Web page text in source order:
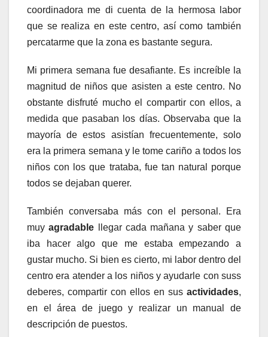
coordinadora me di cuenta de la hermosa labor
que se realiza en este centro, así como también
percatarme que la zona es bastante segura.
Mi primera semana fue desafiante. Es increíble la
magnitud de niños que asisten a este centro. No
obstante disfruté mucho el compartir con ellos, a
medida que pasaban los días. Observaba que la
mayoría de estos asistían frecuentemente, solo
era la primera semana y le tome cariño a todos los
niños con los que trataba, fue tan natural porque
todos se dejaban querer.
También conversaba más con el personal. Era
muyagradable llegar cada mañana y saber que
iba hacer algo que me estaba empezando a
gustar mucho. Si bien es cierto, mi labor dentro del
centro era atender a los niños y ayudarle con suss
deberes, compartir con ellos en sus actividades,
en el área de juego y realizar un manual de
descripción de puestos.